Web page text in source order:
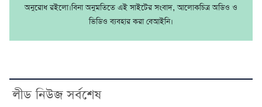
অনুরোধ রইলো।বিনা অনুমতিতে এই সাইটের সংবাদ, আলোকচিত্র অডিও ও
ভিডিও ব্যবহার করা বেআইনি।
লীড নিউজ সর্বশেষ